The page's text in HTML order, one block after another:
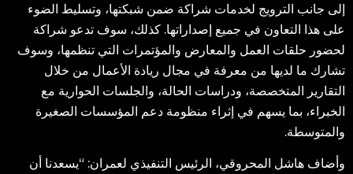
إلى جانب الترويج لخدمات شراكة ضمن شبكتها، وتسليط الضوء
على هذا التعاون في جميع إصداراتها. كذلك، سوف تدعو شراكة
لحضور حلقات العمل والمعارض والمؤتمرات التي تنظمها، وسوف
تشارك ما لديها من معرفة في مجال ريادة الأعمال من خلال
التقارير المتخصصة، ودراسات الحالة، والجلسات الحوارية مع
الخبراء، بما يسهم في إثراء منظومة دعم المؤسسات الصغيرة
والمتوسطة.
وأضاف هاشل المحروقي، الرئيس التنفيذي لعمران: “يسعدنا أن